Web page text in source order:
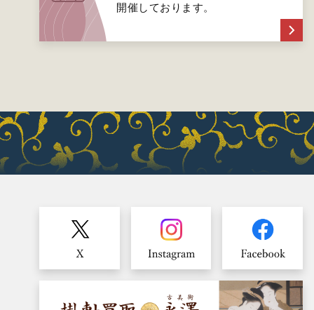
開催しております。